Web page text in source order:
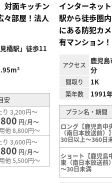
面キッチン
々部屋！法人
橋駅」徒歩11
安
り 3,200円～
円/月～
他 8,800円～
り 3,600円～
円/月～
他 5,500円～
インターネッ
駅から徒歩圏
にある防犯カ
有マンション！
アクセス
鹿児
分
間取り 1K
築年数 1991
プラン名・期間
ロング【鹿児島中
（南日本放送前）】
30日以上～360日
ショート【鹿児島
東（南日本放送前
～30日未満